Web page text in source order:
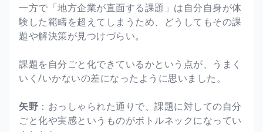
一方で「地方企業が直面する課題」は自分自身が体
験した範疇を超えてしまうため、どうしてもその課
題や解決策が見つけづらい。
課題を自分ごと化できているかという点が、うまく
いく/いかないの差になったように思いました。
矢野 ：おっしゃられた通りで、課題に対しての自分
ごと化や実感というものがボトルネックになってい